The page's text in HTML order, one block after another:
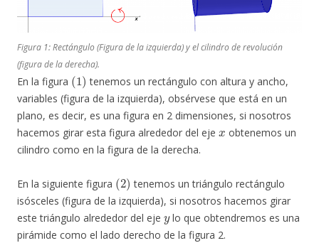
Figura 1: Rectángulo (Figura de la izquierda) y el cilindro de revolución
(figura de la derecha).
En la figura
(1)
tenemos un rectángulo con altura y ancho,
variables (figura de la izquierda), obsérvese que está en un
plano, es decir, es una figura en 2 dimensiones, si nosotros
hacemos girar esta figura alrededor del eje
x
obtenemos un
cilindro como en la figura de la derecha.
En la siguiente figura
(2)
tenemos un triángulo rectángulo
isósceles (figura de la izquierda), si nosotros hacemos girar
este triángulo alrededor del eje
y
lo que obtendremos es una
pirámide como el lado derecho de la figura 2.